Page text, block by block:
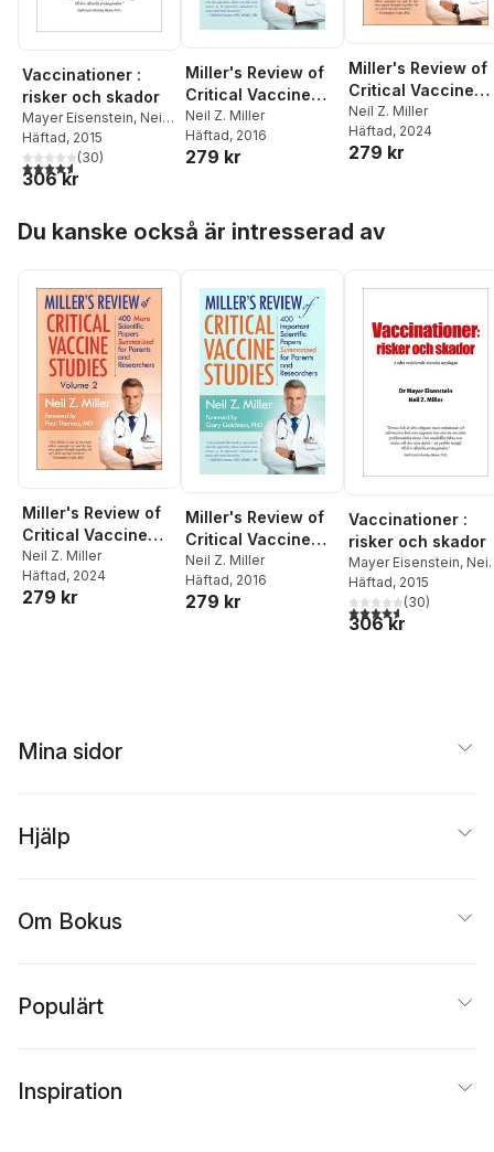
Vaccinationer :
risker och skador
Mayer Eisenstein, Neil
Z. Miller
Häftad, 2015
4,6utav 5 stjärnor. Totalt antal röster:
(30)
306 kr
Miller's Review of
Critical Vaccine
Studies
Neil Z. Miller
Häftad, 2016
279 kr
Miller's Review of
Critical Vaccine
Studies, Volume 2
Neil Z. Miller
Häftad, 2024
279 kr
Du kanske också är intresserad av
Miller's Review of
Critical Vaccine
Studies, Volume 2
Neil Z. Miller
Häftad, 2024
279 kr
Miller's Review of
Critical Vaccine
Studies
Neil Z. Miller
Häftad, 2016
279 kr
Vaccinationer :
risker och skador
Mayer Eisenstein, Neil
Z. Miller
Häftad, 2015
4,6utav 5 stjärnor.
(30)
306 kr
Mina sidor
Hjälp
Om Bokus
Populärt
Inspiration